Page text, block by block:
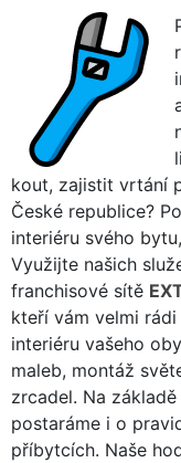
kout, zajistit vrtání
České republice?
interiéru svého
Využijte našich
franchisové sítě
kteří vám velmi
interiéru vašeho
maleb, montáž
zrcadel. Na
postaráme i o
příbytcích. Naše